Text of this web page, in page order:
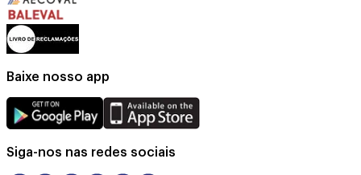
Baixe nosso app
Siga-nos nas redes sociais